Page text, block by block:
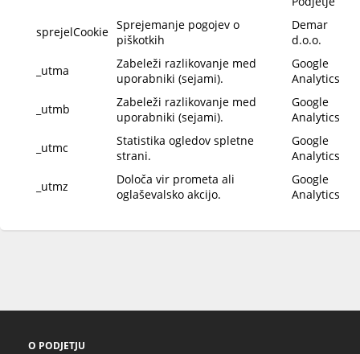
sprejelCookie Sprejemanje pogojev o
piškotkih
Demar
d.o.o.
_utma
Zabeleži razlikovanje med
uporabniki (sejami).
Google
Analytics
_utmb
Zabeleži razlikovanje med
uporabniki (sejami).
Google
Analytics
_utmc
Statistika ogledov spletne
strani.
Google
Analytics
_utmz
Določa vir prometa ali
oglaševalsko akcijo.
Google
Analytics
O PODJETJU